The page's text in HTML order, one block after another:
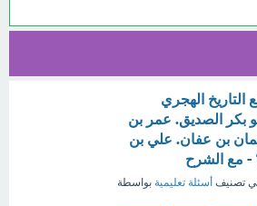
الهجري
بكر الصديق. عمر بن
بن عفان. علي بن
- مع الشرح
تصنيف أسئلة تعليمية بواسطة